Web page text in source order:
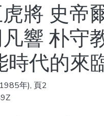
將 史帝
響 朴守
時代的來
年), 頁2